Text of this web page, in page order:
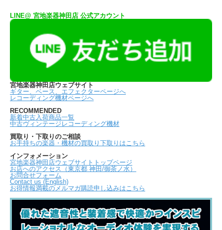
LINE@ 宮地楽器神田店 公式アカウント
宮地楽器神田店ウェブサイト
ギター、ベース、エフェクターページへ
レコーディング機材ページへ
RECOMMENDED
新着中古入荷商品一覧
中古ヴィンテージレコーディング機材
買取り・下取りのご相談
お手持ちの楽器・機材の買取り下取りはこちら
インフォメーション
宮地楽器神田店ウェブサイトトップページ
お店へのアクセス（東京都 神田/御茶ノ水）
お問合せフォーム
Contact us (English)
お得情報満載のメルマガ購読申し込みはこちら